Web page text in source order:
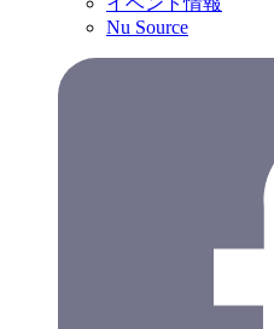
Nu Source